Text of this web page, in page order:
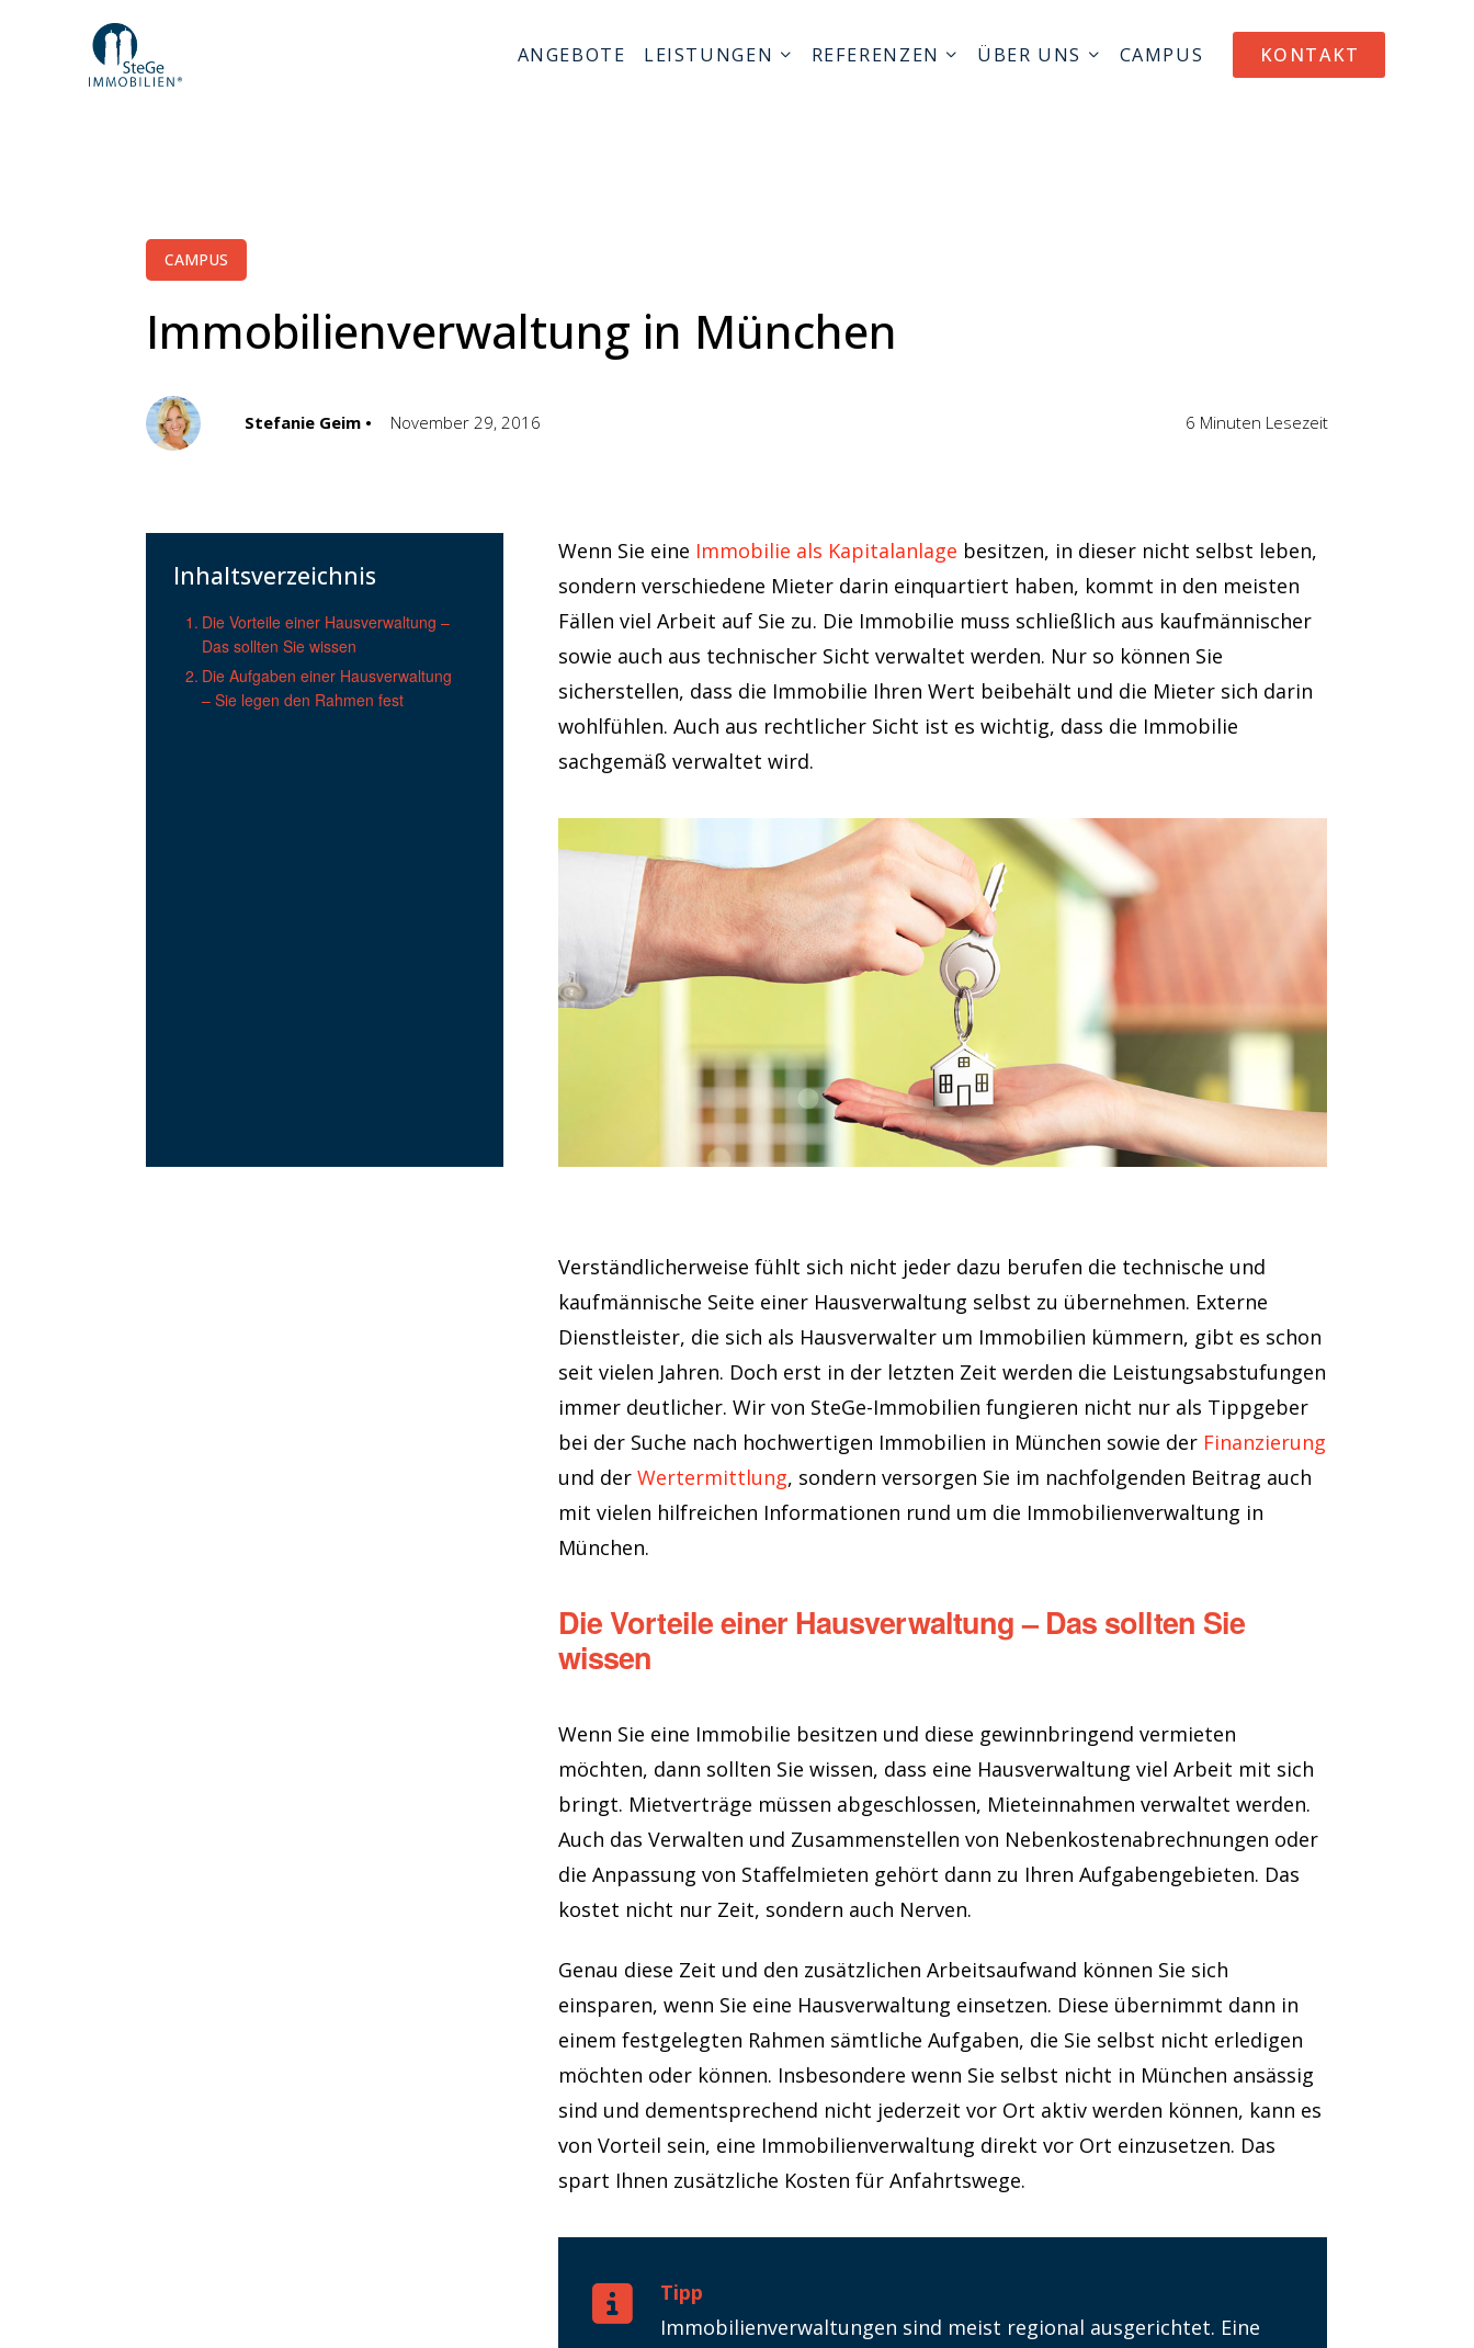
ANGEBOTE LEISTUNGEN REFERENZEN ÜBER UNS CAMPUS KONTAKT
CAMPUS
Immobilienverwaltung in München
Stefanie Geim • November 29, 2016 6 Minuten Lesezeit
Inhaltsverzeichnis
Die Vorteile einer Hausverwaltung –
Das sollten Sie wissen
Die Aufgaben einer Hausverwaltung
– Sie legen den Rahmen fest
Wenn Sie eine Immobilie als Kapitalanlage besitzen, in dieser nicht selbst leben,
sondern verschiedene Mieter darin einquartiert haben, kommt in den meisten
Fällen viel Arbeit auf Sie zu. Die Immobilie muss schließlich aus kaufmännischer
sowie auch aus technischer Sicht verwaltet werden. Nur so können Sie
sicherstellen, dass die Immobilie Ihren Wert beibehält und die Mieter sich darin
wohlfühlen. Auch aus rechtlicher Sicht ist es wichtig, dass die Immobilie
sachgemäß verwaltet wird.
Verständlicherweise fühlt sich nicht jeder dazu berufen die technische und
kaufmännische Seite einer Hausverwaltung selbst zu übernehmen. Externe
Dienstleister, die sich als Hausverwalter um Immobilien kümmern, gibt es schon
seit vielen Jahren. Doch erst in der letzten Zeit werden die Leistungsabstufungen
immer deutlicher. Wir von SteGe-Immobilien fungieren nicht nur als Tippgeber
bei der Suche nach hochwertigen Immobilien in München sowie der Finanzierung
und derWertermittlung, sondern versorgen Sie im nachfolgenden Beitrag auch
mit vielen hilfreichen Informationen rund um die Immobilienverwaltung in
München.
Die Vorteile einer Hausverwaltung – Das sollten Sie
wissen
Wenn Sie eine Immobilie besitzen und diese gewinnbringend vermieten
möchten, dann sollten Sie wissen, dass eine Hausverwaltung viel Arbeit mit sich
bringt. Mietverträge müssen abgeschlossen, Mieteinnahmen verwaltet werden.
Auch das Verwalten und Zusammenstellen von Nebenkostenabrechnungen oder
die Anpassung von Staffelmieten gehört dann zu Ihren Aufgabengebieten. Das
kostet nicht nur Zeit, sondern auch Nerven.
Genau diese Zeit und den zusätzlichen Arbeitsaufwand können Sie sich
einsparen, wenn Sie eine Hausverwaltung einsetzen. Diese übernimmt dann in
einem festgelegten Rahmen sämtliche Aufgaben, die Sie selbst nicht erledigen
möchten oder können. Insbesondere wenn Sie selbst nicht in München ansässig
sind und dementsprechend nicht jederzeit vor Ort aktiv werden können, kann es
von Vorteil sein, eine Immobilienverwaltung direkt vor Ort einzusetzen. Das
spart Ihnen zusätzliche Kosten für Anfahrtswege.
Tipp
Immobilienverwaltungen sind meist regional ausgerichtet. Eine